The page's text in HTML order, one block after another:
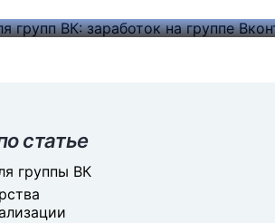
статье
группы ВК